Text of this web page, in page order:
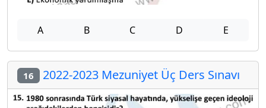
A B C D E
16 2022-2023 Mezuniyet Üç Ders Sınavı